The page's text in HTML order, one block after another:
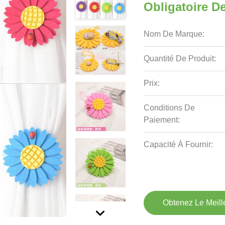
Obligatoire
Nom De Marque:
Quantité De Produit:
Prix:
Conditions De
Paiement:
Capacité À Fournir:
Obtenez Le